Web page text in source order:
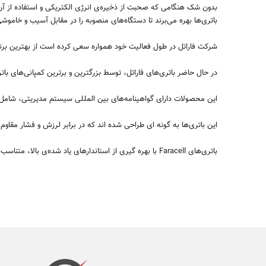
بدون شک هنگامی که صحبت از ذخیرهی انرژی الکتریکی و استفاده از
باتریها بهره میبرند تا دستگاههای منصوبه را در مقابل آسیب و
شرکت فاراتل در طول فعالیت خود همواره سعی کرده است از بهترین
در حال حاضر باتری‌های فاراتل، توسط بزرگترین و برترین کمپانی‌های
این محصولات دارای گواهینامه‌های بین المللی سیستم مدیریتی،
این باتری‌ها به گونه ای طراحی شده اند که در برابر لرزش و فشار
باتری‌های Faracell با بهره گیری از استاندارهای یاد شده‌ی بالا، متناسب با شرایط آب و هوایی کشور و سازگاری کامل با دستگاه ها و کابینت باتری‌های موجود در بازار ایران تولید و عرضه می‌شوند.